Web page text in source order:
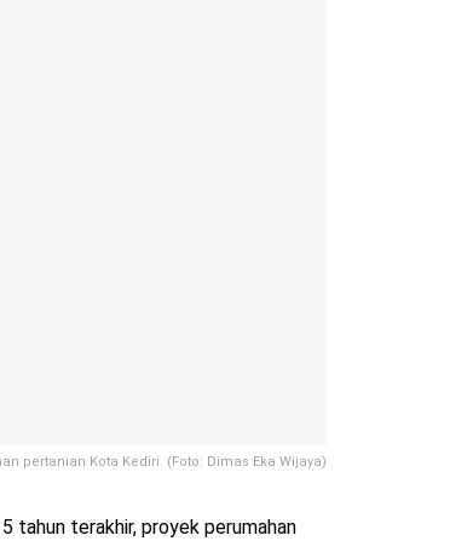
pertanian Kota Kediri. (Foto: Dimas Eka Wijaya)
tahun terakhir, proyek perumahan